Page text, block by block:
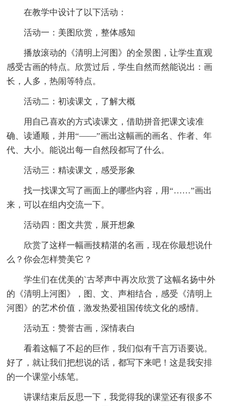
在教学中设计了以下活动：
活动一：美图欣赏，整体感知
播放滚动的《清明上河图》的全景图，让学生直观
感受古画的特点。欣赏过后，学生自然而然能说出：画
长，人多，热闹等特点。
活动二：初读课文，了解大概
用自己喜欢的方式读课文，借助拼音把课文读准
确、读通顺，并用“——”画出这幅画的画名、作者、年
代、大小。能说出每一自然段都写了什么。
活动三：精读课文，感受形象
找一找课文写了画面上的哪些内容，用“……”画出
来，可以在组内交流一下。
活动四：图文共赏，展开想象
欣赏了这样一幅画技精湛的名画，现在你最想说什
么？你会怎样赞美它？
学生们在优美的`古琴声中再次欣赏了这幅名扬中外
的《清明上河图》，图、文、声相结合，感受《清明上
河图》的艺术价值，激发热爱祖国传统文化的感情。
活动五：赞誉古画，深情表白
看着这幅了不起的巨作，我们似有千言万语要说。
好了，就让我们把想说的话，都写下来吧！这是我安排
的一个课堂小练笔。
讲课结束后反思一下，我觉得我的课堂还有很多不